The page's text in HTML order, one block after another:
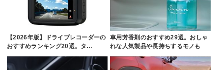
【2026年版】ドライブレコーダーの
おすすめランキング20選。タ…
車用芳香剤のおすすめ29選。おしゃ
れな人気製品や長持ちするモノも